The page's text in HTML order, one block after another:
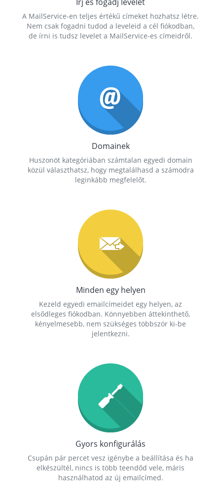
A MailService-en teljes értékű címeket hozhatsz létre.
Nem csak fogadni tudod a leveleid a cél fiókodban,
de írni is tudsz levelet a MailService-es címeidről.
Domainek
Huszonöt kategóriában számtalan egyedi domain
közül választhatsz, hogy megtalálhasd a számodra
leginkább megfelelőt.
Minden egy helyen
Kezeld egyedi emailcímeidet egy helyen, az
elsődleges fiókodban. Könnyebben áttekinthető,
kényelmesebb, nem szükséges többször ki-be
jelentkezni.
Gyors konfigurálás
Csupán pár percet vesz igénybe a beállítása és ha
elkészültél, nincs is több teendőd vele, máris
használhatod az új emailcímed.